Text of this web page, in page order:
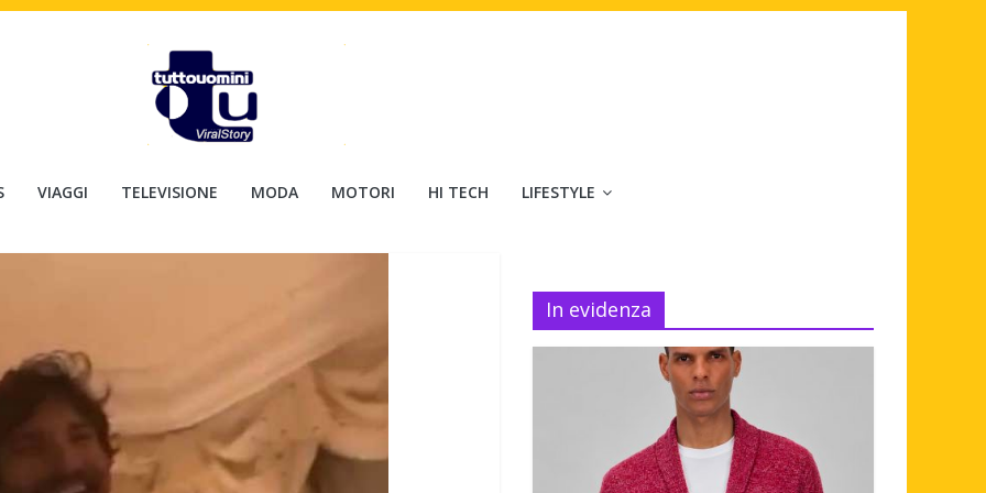
VIAGGI TELEVISIONE MODA MOTORI HI TECH LIFESTYLE
In evidenza